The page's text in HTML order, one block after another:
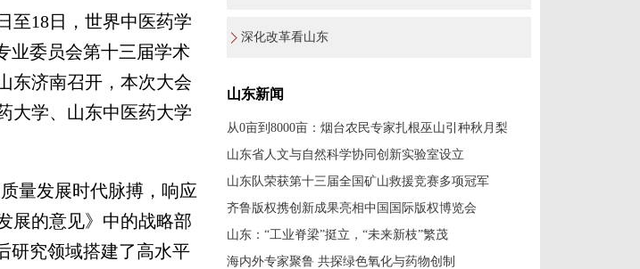
18日，世界中医药学
业委员会第十三届学术
东济南召开，本次大会
大学、山东中医药大学
量发展时代脉搏，响应
展的意见》中的战略部
研究领域搭建了高水平
深化改革看山东
山东新闻
从0亩到8000亩：烟台农民专家扎根巫山引种秋月梨
山东省人文与自然科学协同创新实验室设立
山东队荣获第十三届全国矿山救援竞赛多项冠军
齐鲁版权携创新成果亮相中国国际版权博览会
山东：“工业脊梁”挺立，“未来新枝”繁茂
海内外专家聚鲁 共探绿色氧化与药物创制